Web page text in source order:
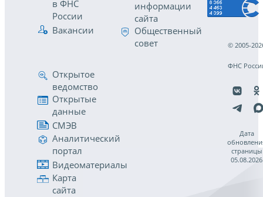
в ФНС
России
Вакансии
информации
сайта
Общественный
совет
Открытое
ведомство
Открытые
данные
СМЭВ
Аналитический
портал
Видеоматериалы
Карта
сайта
© 2005-
ФНС
Дата
страницы
05.08.2026